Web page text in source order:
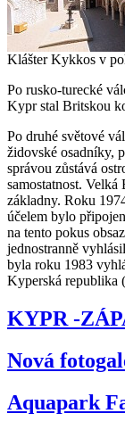
Klášter Kykkos v
Po rusko-turecké
Kypr stal Britskou
Po druhé světové
židovské osadníky,
správou zůstává
samostatnost. Velká
základny. Roku
účelem bylo
na tento pokus
jednostranně
byla roku 1983
Kyperská republika
KYPR -
Nová
Aquapark